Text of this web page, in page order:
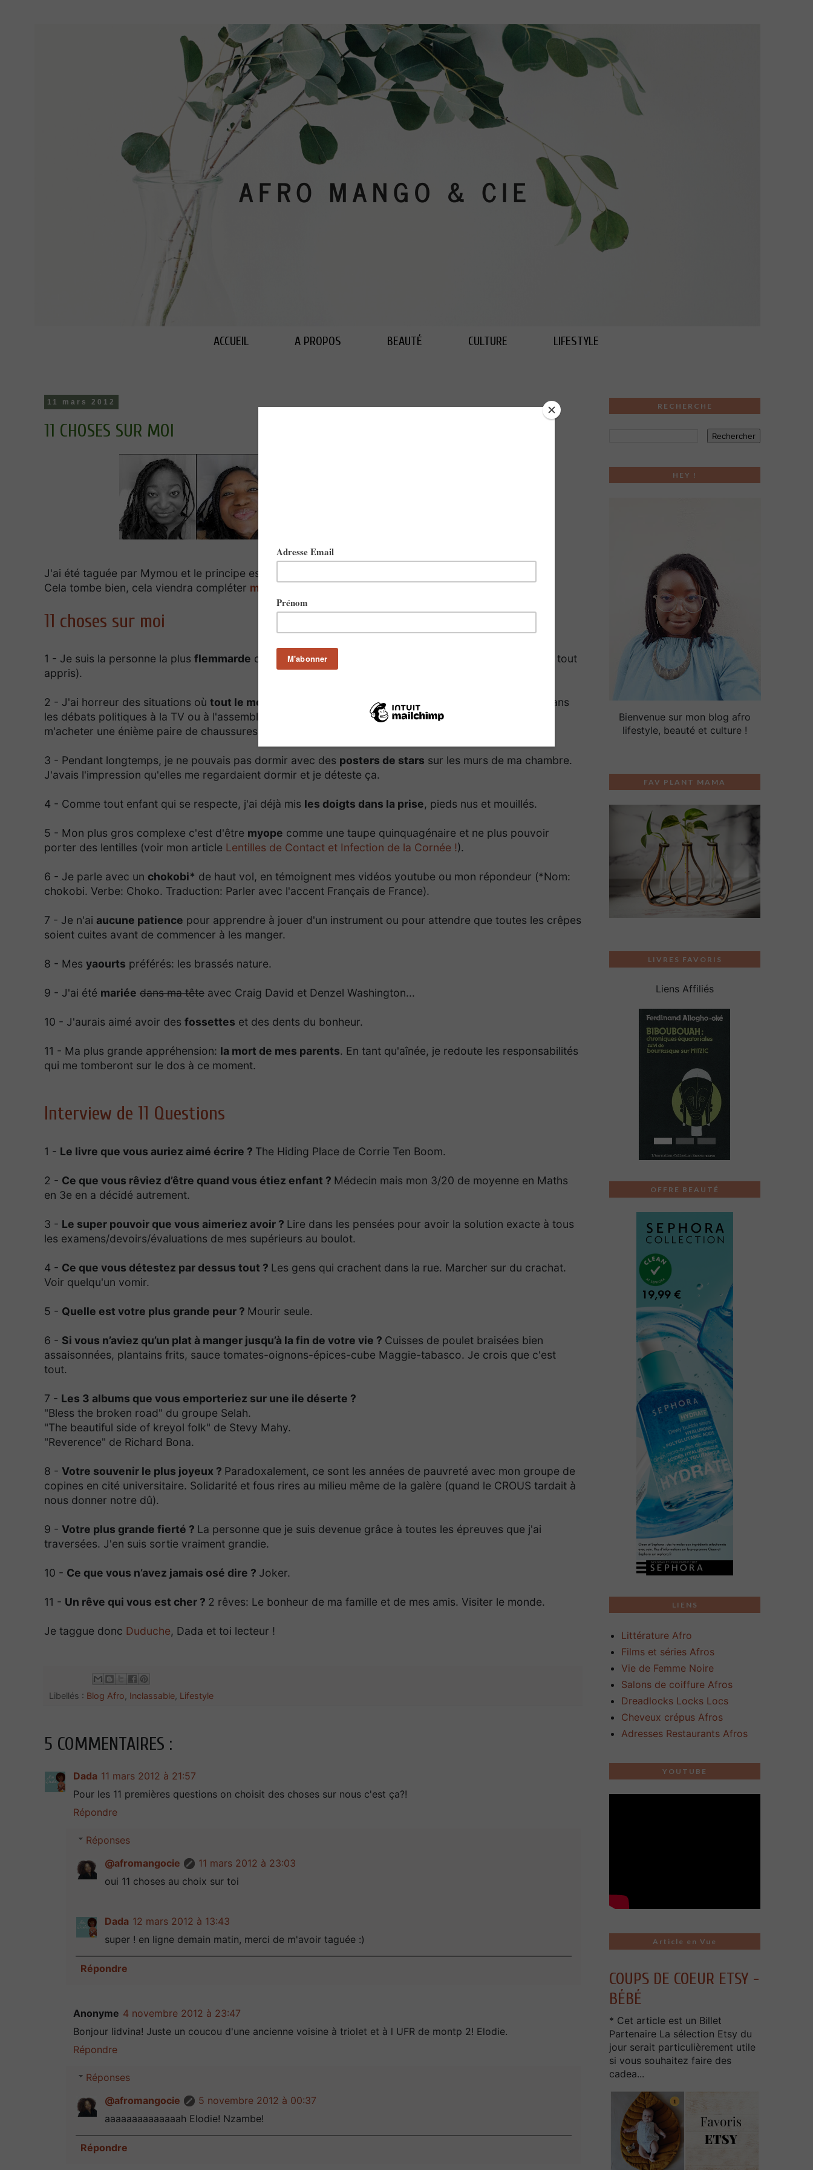
ACCUEIL A PROPOS BEAUTÉ CULTURE LIFESTYLE
11 mars 2012
11 CHOSES SUR MOI
J'ai été taguée par Mymou et le principe est de dire 11 choses sur soi et répondre à 11 questions.
Cela tombe bien, cela viendra compléter mon article de Présentation
11 choses sur moi
1 - Je suis la personne la plus flemmarde que tu connaisses (après Mymou bien sûr ! c'est elle qui m'a tout
appris).
2 - J'ai horreur des situations où tout le monde parle en même temps, comme certaines tournures dans
les débats politiques à la TV ou à l'assemblée nationale ou en amphi ou dans ma tête quand j'hésite à
m'acheter une énième paire de chaussures.
3 - Pendant longtemps, je ne pouvais pas dormir avec des posters de stars sur les murs de ma chambre.
J'avais l'impression qu'elles me regardaient dormir et je déteste ça.
4 - Comme tout enfant qui se respecte, j'ai déjà mis les doigts dans la prise, pieds nus et mouillés.
5 - Mon plus gros complexe c'est d'être myope comme une taupe quinquagénaire et ne plus pouvoir
porter des lentilles (voir mon article Lentilles de Contact et Infection de la Cornée !).
6 - Je parle avec un chokobi* de haut vol, en témoignent mes vidéos youtube ou mon répondeur (*Nom:
chokobi. Verbe: Choko. Traduction: Parler avec l'accent Français de France).
7 - Je n'ai aucune patience pour apprendre à jouer d'un instrument ou pour attendre que toutes les crêpes
soient cuites avant de commencer à les manger.
8 - Mes yaourts préférés: les brassés nature.
9 - J'ai été mariée dans ma tête avec Craig David et Denzel Washington...
10 - J'aurais aimé avoir des fossettes et des dents du bonheur.
11 - Ma plus grande appréhension: la mort de mes parents. En tant qu'aînée, je redoute les responsabilités
qui me tomberont sur le dos à ce moment.
Interview de 11 Questions
1 - Le livre que vous auriez aimé écrire ? The Hiding Place de Corrie Ten Boom.
2 - Ce que vous rêviez d’être quand vous étiez enfant ? Médecin mais mon 3/20 de moyenne en Maths
en 3e en a décidé autrement.
3 - Le super pouvoir que vous aimeriez avoir ? Lire dans les pensées pour avoir la solution exacte à tous
les examens/devoirs/évaluations de mes supérieurs au boulot.
4 - Ce que vous détestez par dessus tout ? Les gens qui crachent dans la rue. Marcher sur du crachat.
Voir quelqu'un vomir.
5 - Quelle est votre plus grande peur ? Mourir seule.
6 - Si vous n’aviez qu’un plat à manger jusqu’à la fin de votre vie ? Cuisses de poulet braisées bien
assaisonnées, plantains frits, sauce tomates-oignons-épices-cube Maggie-tabasco. Je crois que c'est
tout.
7 - Les 3 albums que vous emporteriez sur une ile déserte ?
"Bless the broken road" du groupe Selah.
"The beautiful side of kreyol folk" de Stevy Mahy.
"Reverence" de Richard Bona.
8 - Votre souvenir le plus joyeux ? Paradoxalement, ce sont les années de pauvreté avec mon groupe de
copines en cité universitaire. Solidarité et fous rires au milieu même de la galère (quand le CROUS tardait à
nous donner notre dû).
9 - Votre plus grande fierté ? La personne que je suis devenue grâce à toutes les épreuves que j'ai
traversées. J'en suis sortie vraiment grandie.
10 - Ce que vous n’avez jamais osé dire ? Joker.
11 - Un rêve qui vous est cher ? 2 rêves: Le bonheur de ma famille et de mes amis. Visiter le monde.
Je taggue donc Duduche, Dada et toi lecteur !
Libellés : Blog Afro Inclassable Lifestyle
5 COMMENTAIRES :
Dada 11 mars 2012 à 21:57
Pour les 11 premières questions on choisit des choses sur nous c'est ça?!
Répondre
Réponses
@afromangocie
11 mars 2012 à 23:03
oui 11 choses au choix sur toi
Dada 12 mars 2012 à 13:43
super ! en ligne demain matin, merci de m'avoir taguée :)
Répondre
Anonyme 4 novembre 2012 à 23:47
Bonjour lidvina! Juste un coucou d'une ancienne voisine à triolet et à l UFR de montp 2! Elodie.
Répondre
Réponses
@afromangocie
5 novembre 2012 à 00:37
aaaaaaaaaaaaaah Elodie! Nzambe!
Répondre
RECHERCHE
HEY !
Bienvenue sur mon blog afro
lifestyle, beauté et culture !
FAV PLANT MAMA
LIVRES FAVORIS
Liens Affiliés
OFFRE BEAUTÉ
LIENS
Littérature Afro
Films et séries Afros
Vie de Femme Noire
Salons de coiffure Afros
Dreadlocks Locks Locs
Cheveux crépus Afros
Adresses Restaurants Afros
YOUTUBE
Article en Vue
COUPS DE COEUR ETSY -
BÉBÉ
* Cet article est un Billet
Partenaire La sélection Etsy du
jour serait particulièrement utile
si vous souhaitez faire des
cadea...